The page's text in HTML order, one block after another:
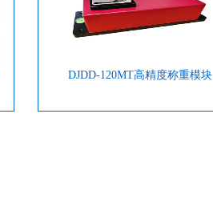
DJDD-120MT高精度称重模块